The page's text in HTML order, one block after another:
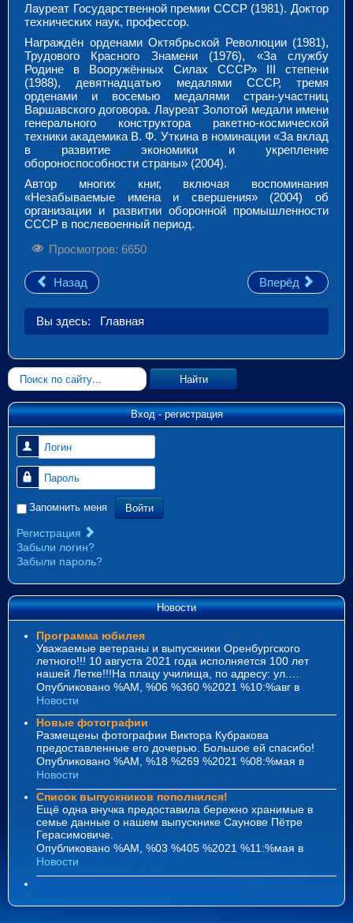
Лауреат Государственной премии СССР (1981). Доктор
технических наук, профессор.
Награждён орденами Октябрьской Революции (1981),
Трудового Красного Знамени (1976), «За службу
Родине в Вооружённых Силах СССР» III степени
(1988), девятнадцатью медалями СССР, тремя
орденами и восемью медалями стран-участниц
Варшавского договора. Лауреат Золотой медали имени
генерального конструктора ракетно-космической
техники академика В. Ф. Уткина в номинации «За вклад
в развитие экономики и укрепление
обороноспособности страны» (2004).
Автор многих книг, включая воспоминания
«Незабываемые имена и свершения» (2004) об
организации и развитии оборонной промышленности
СССР в послевоенный период.
Просмотров: 6650
Назад Вперёд
Вы здесь: Главная
Искать... Найти
Вход - регистрация
Логин
Пароль
Запомнить меня Войти
Регистрация
Забыли логин?
Забыли пароль?
Новости
Программа юбилея
Уважаемые ветераны и выпускники Оренбургского
летного!!! 10 августа 2021 года исполняется 100 лет
нашей Летке!!!На плацу училища, по адресу: ул.…
Опубликовано %AM, %06 %360 %2021 %10:%авг в
Новости
Новые фотографии
Размещены фотографии Виктора Кубракова
предоставленные его дочерью. Большое ей спасибо!
Опубликовано %AM, %18 %269 %2021 %08:%мая в
Новости
Список выпускников пополнился!
Ещё одна внучка предоставила бережно хранимые в
семье данные о нашем выпускнике Саунове Пётре
Герасимовиче.
Опубликовано %AM, %03 %405 %2021 %11:%мая в
Новости